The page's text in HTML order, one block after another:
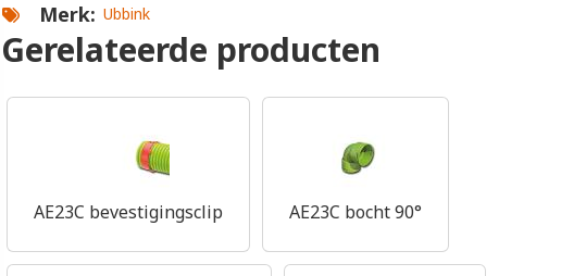
Merk Ubbink
Gerelateerde producten
AE23C bevestigingsclip AE23C bocht 90°